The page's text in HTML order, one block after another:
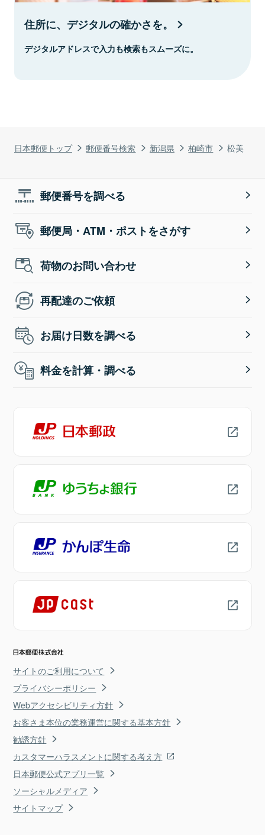
日本郵便トップ 郵便番号検索 新潟県 柏崎市 松美
住所に、デジタルの確かさを。
デジタルアドレスで入力も検索もスムーズに。
郵便番号を調べる
郵便局・ATM・ポストをさがす
荷物のお問い合わせ
再配達のご依頼
お届け日数を調べる
料金を計算・調べる
サイトのご利用について
プライバシーポリシー
Webアクセシビリティ方針
お客さま本位の業務運営に関する基本方針
勧誘方針
カスタマーハラスメントに関する考え方
日本郵便公式アプリ一覧
ソーシャルメディア
サイトマップ